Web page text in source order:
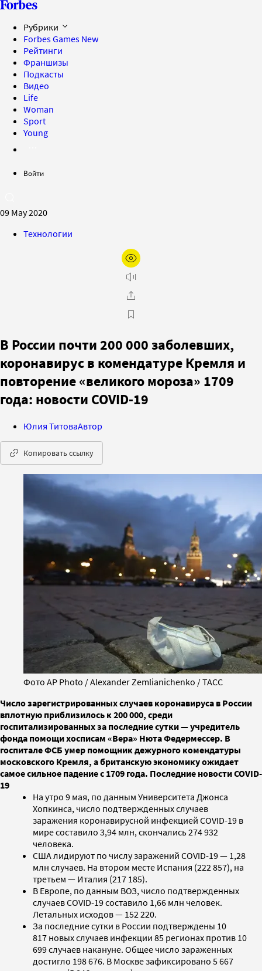
Рубрики
Forbes Games New
Рейтинги
Франшизы
Подкасты
Видео
Life
Woman
Sport
Young
Войти
09 May 2020
Технологии
В России почти 200 000 заболевших,
коронавирус в комендатуре Кремля и
повторение «великого мороза» 1709
года: новости COVID-19
Юлия ТитоваАвтор
Копировать ссылку
Фото AP Photo / Alexander Zemlianichenko / ТАСС
Число зарегистрированных случаев коронавируса в России
вплотную приблизилось к 200 000, среди
госпитализированных за последние сутки — учредитель
фонда помощи хосписам «Вера» Нюта Федермессер. В
госпитале ФСБ умер помощник дежурного комендатуры
московского Кремля, а британскую экономику ожидает
самое сильное падение с 1709 года. Последние новости COVID-
19
На утро 9 мая, по данным Университета Джонса
Хопкинса, число подтвержденных случаев
заражения коронавирусной инфекцией COVID-19 в
мире составило 3,94 млн, скончались 274 932
человека.
США лидируют по числу заражений COVID-19 — 1,28
млн случаев. На втором месте Испания (222 857), на
третьем — Италия (217 185).
В Европе, по данным ВОЗ, число подтвержденных
случаев COVID-19 составило 1,66 млн человек.
Летальных исходов — 152 220.
За последние сутки в России подтверждены 10
817 новых случаев инфекции 85 регионах против 10
699 случаев накануне. Общее число зараженных
достигло 198 676. В Москве зафиксировано 5 667